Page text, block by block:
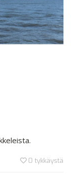
0 tykkäystä